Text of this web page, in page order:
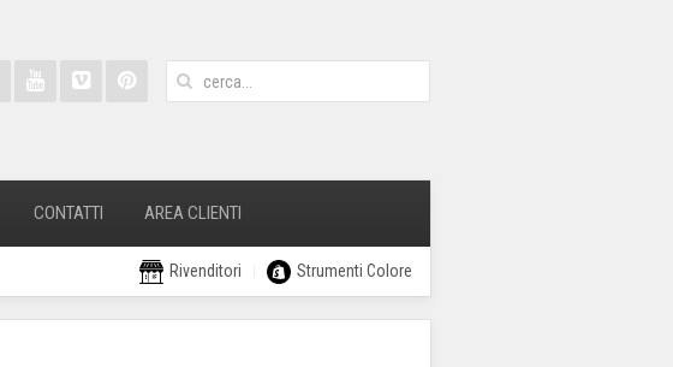
CONTATTI AREA CLIENTI
Rivenditori Strumenti Colore